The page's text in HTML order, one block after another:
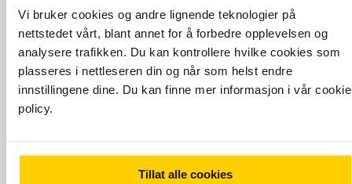
Vi bruker cookies og andre lignende teknologier på
nettstedet vårt, blant annet for å forbedre opplevelsen og
analysere trafikken. Du kan kontrollere hvilke cookies som
plasseres i nettleseren din og når som helst endre
innstillingene dine. Du kan finne mer informasjon i vår cookie
policy.
Tillat alle cookies
REISE
FINN OSS
FOREX